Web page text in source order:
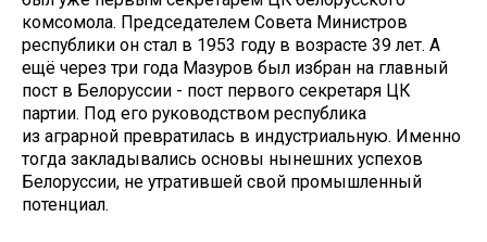
комсомола. Председателем Совета Министров
республики он стал в 1953 году в возрасте 39 лет. А
ещё через три года Мазуров был избран на главный
пост в Белоруссии - пост первого секретаря ЦК
партии. Под его руководством республика
из аграрной превратилась в индустриальную. Именно
тогда закладывались основы нынешних успехов
Белоруссии, не утратившей свой промышленный
потенциал.